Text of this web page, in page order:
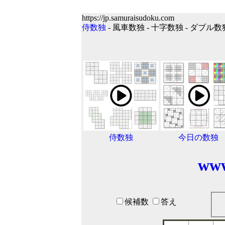
https://jp.samuraisudoku.com
侍数独 - 風車数独 - 十字数独 - ダブル数
侍数独 今日の数独
候補数 答え